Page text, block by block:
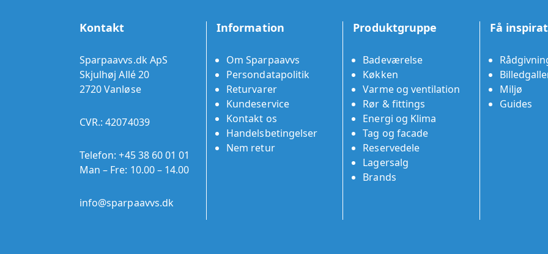
Kontakt
Sparpaavvs.dk ApS
Skjulhøj Allé 20
2720 Vanløse
CVR.: 42074039
Telefon:+45 38 60 01 01
Man – Fre: 10.00 – 14.00
info@sparpaavvs.dk
Information
Om Sparpaavvs
Persondatapolitik
Returvarer
Kundeservice
Kontakt os
Handelsbetingelser
Nem retur
Produktgruppe
Badeværelse
Køkken
Varme og ventilation
Rør & fittings
Energi og Klima
Tag og facade
Reservedele
Lagersalg
Brands
Få
Miljø
Guides